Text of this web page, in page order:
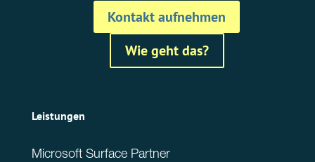
Kontakt aufnehmen
Wie geht das?
Leistungen
Microsoft Surface Partner